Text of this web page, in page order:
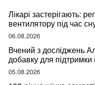
Лікарі застерігають:
вентилятору під час
ваше здоров’я
06.08.2026
Вчений з досліджень
добавку для підтримки
05.08.2026